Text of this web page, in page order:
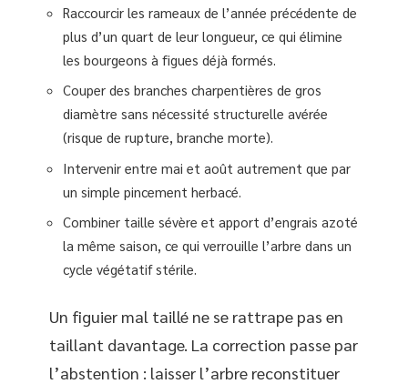
Raccourcir les rameaux de l’année précédente de
plus d’un quart de leur longueur, ce qui élimine
les bourgeons à figues déjà formés.
Couper des branches charpentières de gros
diamètre sans nécessité structurelle avérée
(risque de rupture, branche morte).
Intervenir entre mai et août autrement que par
un simple pincement herbacé.
Combiner taille sévère et apport d’engrais azoté
la même saison, ce qui verrouille l’arbre dans un
cycle végétatif stérile.
Un figuier mal taillé ne se rattrape pas en
taillant davantage. La correction passe par
l’abstention : laisser l’arbre reconstituer